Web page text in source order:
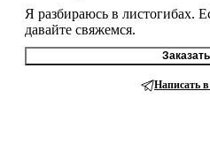
Я разбираюсь в листогибах.
давайте свяжемся.
Написать